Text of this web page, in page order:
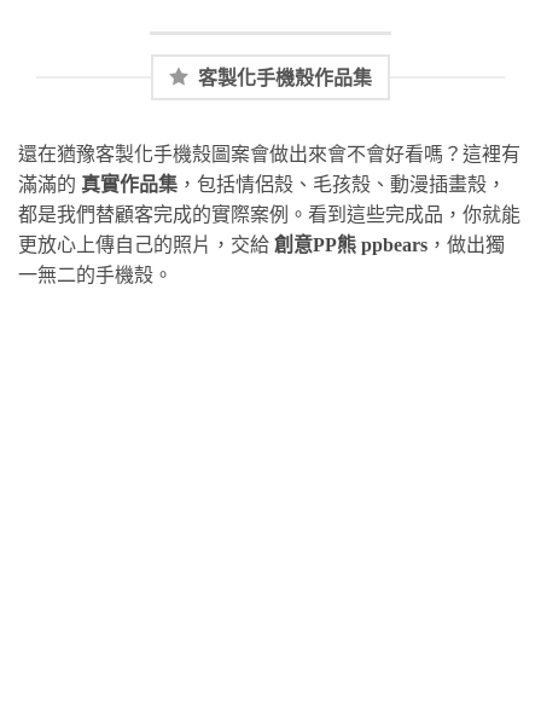
客製化手機殼作品集
還在猶豫客製化手機殼圖案會做出來會不會好看嗎？這裡有
滿滿的 真實作品集 ，包括情侶殼、毛孩殼、動漫插畫殼，
都是我們替顧客完成的實際案例。看到這些完成品，你就能
更放心上傳自己的照片，交給 創意PP熊 ppbears ，做出獨
一無二的手機殼。